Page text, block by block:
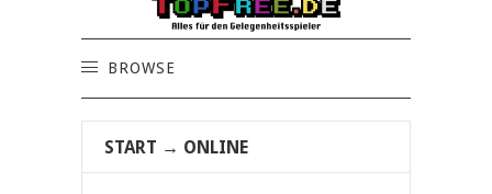
BROWSE
START → ONLINE